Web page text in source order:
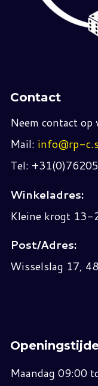
Contact
Neem contact op
Mail: info@rp-
Tel:
Winkeladres:
Kleine krogt 13-
Post/Adres:
Wisselslag 17,
Maandag 09:00